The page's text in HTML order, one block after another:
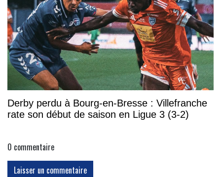
Derby perdu à Bourg-en-Bresse : Villefranche
rate son début de saison en Ligue 3 (3-2)
0 commentaire
Laisser un commentaire